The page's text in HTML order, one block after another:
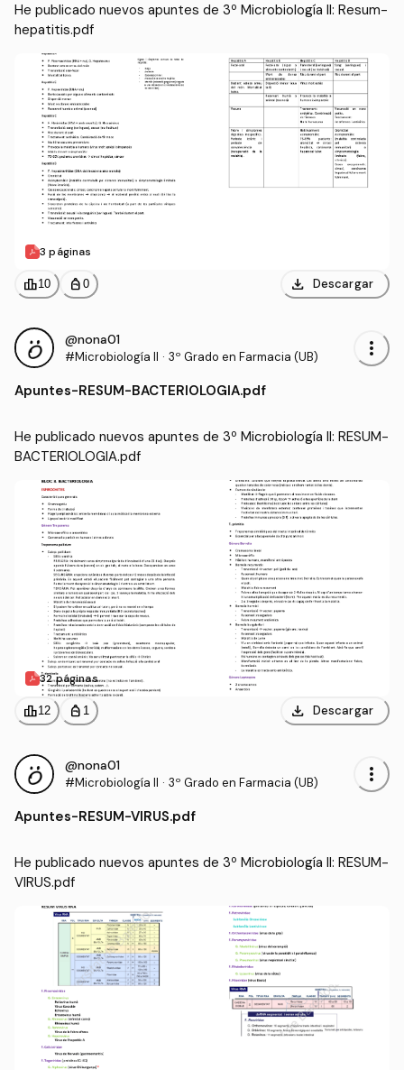
He publicado nuevos apuntes de 3º Microbiología II: Resum-
hepatitis.pdf
3 páginas
leaderboard10 personal_bag 0 download Descargar
@nona01
#Microbiología II · 3º Grado en Farmacia (UB) more_vert
Apuntes-RESUM-BACTERIOLOGIA.pdf
He publicado nuevos apuntes de 3º Microbiología II: RESUM-
BACTERIOLOGIA.pdf
32 páginas
leaderboard12 personal_bag 1 download Descargar
@nona01
#Microbiología II · 3º Grado en Farmacia (UB) more_vert
Apuntes-RESUM-VIRUS.pdf
He publicado nuevos apuntes de 3º Microbiología II: RESUM-
VIRUS.pdf